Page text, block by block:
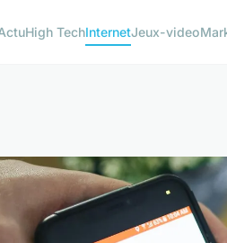
High TechInternetJeux-video